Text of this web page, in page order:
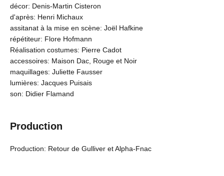
décor: Denis-Martin Cisteron
d'après: Henri Michaux
assitanat à la mise en scène: Joël Hafkine
répétiteur: Flore Hofmann
Réalisation costumes: Pierre Cadot
accessoires: Maison Dac, Rouge et Noir
maquillages: Juliette Fausser
lumières: Jacques Puisais
son: Didier Flamand
Production
Production: Retour de Gulliver et Alpha-Fnac